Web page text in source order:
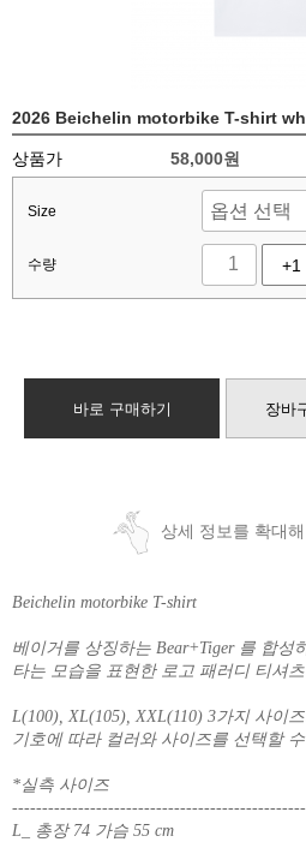
2026 Beichelin motorbike T-shirt
상품가 58,000원
Size
수량 +1
바로 구매하기 장바
상세 정보를 확대
Beichelin motorbike T-shirt
베이거를 상징하는 Bear+Tiger 를 합성
타는 모습을 표현한 로고 패러디 티셔츠
L(100), XL(105), XXL(110) 3가지 사이
기호에 따라 컬러와 사이즈를 선택할
*실측 사이즈
L_ 총장 74 가슴 55 cm